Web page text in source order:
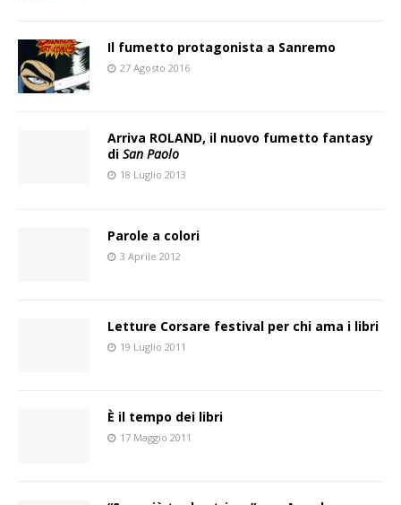
Il fumetto protagonista a Sanremo
27 Agosto 2016
Arriva ROLAND, il nuovo fumetto fantasy
di San Paolo
18 Luglio 2013
Parole a colori
3 Aprile 2012
Letture Corsare festival per chi ama i libri
19 Luglio 2011
È il tempo dei libri
17 Maggio 2011